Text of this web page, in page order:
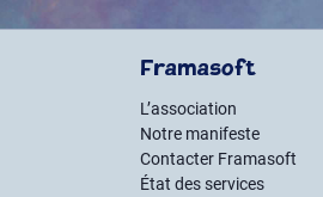
Framasoft
L’association
Notre manifeste
Contacter Framasoft
État des services